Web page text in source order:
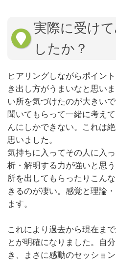
実際に受け
したか？
ヒアリングしながらポイン
き出し方がうまいなと思い
い所を気づけたのが大きいで
聞いてもらって一緒に考え
んにしかできない。これは
思いました。
気持ちに入ってその人に入
析・解明する力が強いと思
所を出してもらったりこん
きるのが凄い。感覚と理論
ます。
これにより過去から現在ま
とが明確になりました。自
き、まさに感動のセッション